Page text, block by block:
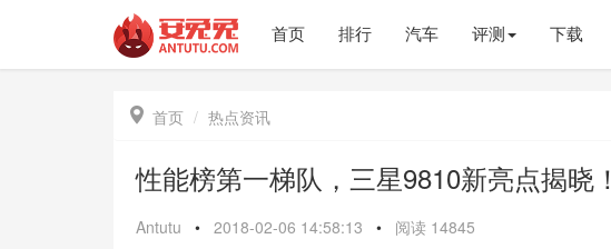
首页 排行 汽车 评测 下载
 首页 热点资讯
性能榜第一梯队，三星9810新亮点揭晓！
Antutu • 2018-02-06 14:58:13 • 阅读 14845